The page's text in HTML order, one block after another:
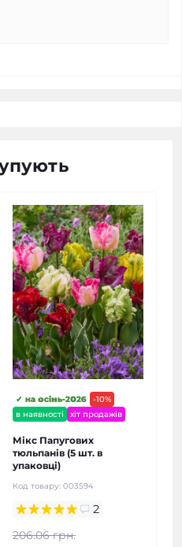
-10%
в наявності
✓ на осінь-2026
хіт продажів
Мікс Папугових
тюльпанів (5 шт. в
упаковці)
Код товару: 003594
2
206.06 грн.